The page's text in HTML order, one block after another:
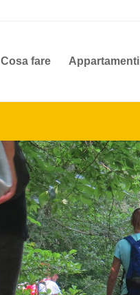
Cosa fare Appartamenti